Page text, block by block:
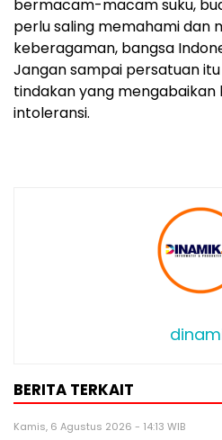
bermacam-macam suku,
perlu saling memahami dan
keberagaman, bangsa
Jangan sampai persatuan
tindakan yang
intoleransi.
BERITA TERKAIT
Kamis, 6 Agustus 2026 - 14:13 WIB